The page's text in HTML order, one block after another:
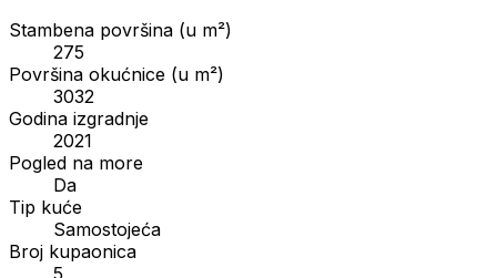
Stambena površina (u m²)
275
Površina okućnice (u m²)
3032
Godina izgradnje
2021
Pogled na more
Da
Tip kuće
Samostojeća
Broj kupaonica
5